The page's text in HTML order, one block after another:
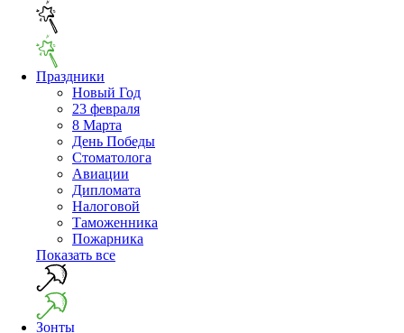
Праздники
Новый Год
23 февраля
8 Марта
День Победы
Cтоматолога
Авиации
Дипломата
Налоговой
Таможенника
Пожарника
Показать все
Зонты